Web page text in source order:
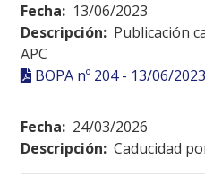
Fecha: 13/06/2023
Descripción: Publicación
APC
BOPA nº 204 - 13/06/
Fecha: 24/03/2026
Descripción: Caducidad